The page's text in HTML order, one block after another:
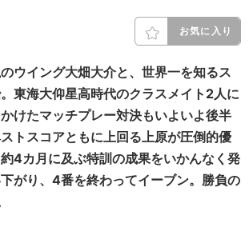
お気に入り
ウイング大畑大介と、世界一を知るス
東海大仰星高時代のクラスメイト2人に
けたマッチプレー対決もいよいよ後半
トスコアともに上回る上原が圧倒的優
4カ月に及ぶ特訓の成果をいかんなく発
がり、4番を終わってイーブン。勝負の